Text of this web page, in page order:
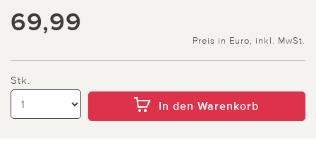
69,99
Preis in Euro, inkl. MwSt.
Stk.
In den Warenkorb